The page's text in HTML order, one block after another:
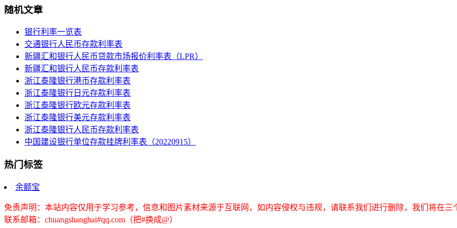
随机文章
银行利率一览表
交通银行人民币存款利率表
新疆汇和银行人民币贷款市场报价利率表（LPR）
新疆汇和银行人民币存款利率表
浙江泰隆银行港币存款利率表
浙江泰隆银行日元存款利率表
浙江泰隆银行欧元存款利率表
浙江泰隆银行美元存款利率表
浙江泰隆银行人民币存款利率表
中国建设银行单位存款挂牌利率表（20220915）
热门标签
余额宝
免责声明：本站内容仅用于学习参考，信息和图片素材来源于互联网，如内容侵权与违规，请联系我们进行删除，我们将在三
联系邮箱：chuangshanghai#qq.com（把#换成@）